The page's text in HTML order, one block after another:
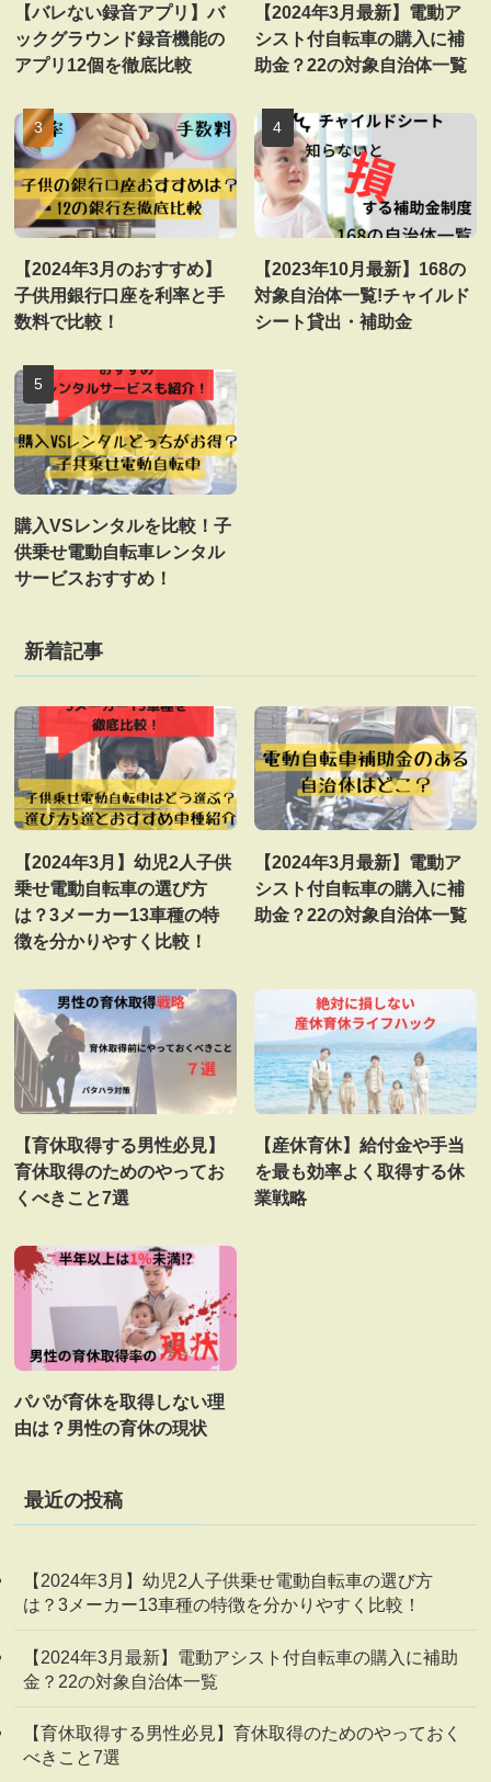
【バレない録音アプリ】バ
ックグラウンド録音機能の
アプリ12個を徹底比較
【2024年3月最新】電動ア
シスト付自転車の購入に補
助金？22の対象自治体一覧
【2024年3月のおすすめ】
子供用銀行口座を利率と手
数料で比較！
【2023年10月最新】168の
対象自治体一覧!チャイルド
シート貸出・補助金
購入VSレンタルを比較！子
供乗せ電動自転車レンタル
サービスおすすめ！
新着記事
【2024年3月】幼児2人子供
乗せ電動自転車の選び方
は？3メーカー13車種の特
徴を分かりやすく比較！
【2024年3月最新】電動ア
シスト付自転車の購入に補
助金？22の対象自治体一覧
【育休取得する男性必見】
育休取得のためのやってお
くべきこと7選
【産休育休】給付金や手当
を最も効率よく取得する休
業戦略
パパが育休を取得しない理
由は？男性の育休の現状
最近の投稿
【2024年3月】幼児2人子供乗せ電動自転車の選び方
は？3メーカー13車種の特徴を分かりやすく比較！
【2024年3月最新】電動アシスト付自転車の購入に補助
金？22の対象自治体一覧
【育休取得する男性必見】育休取得のためのやっておく
べきこと7選